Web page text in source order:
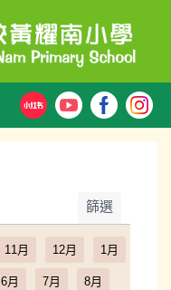
篩選
11月 12月 1月
6月 7月 8月